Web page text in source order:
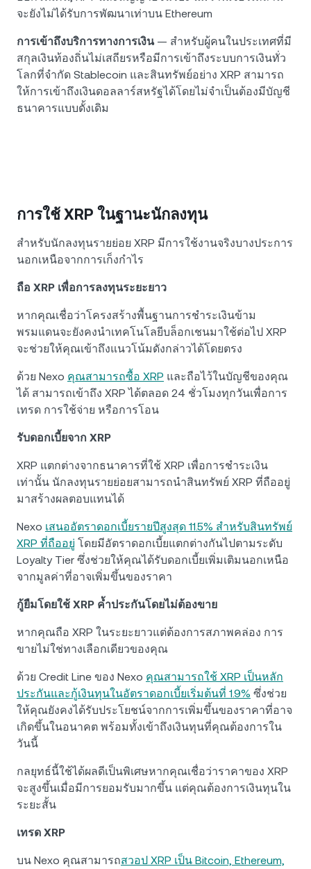
จะยังไม่ได้รับการพัฒนาเท่าบน Ethereum
การเข้าถึงบริการทางการเงิน— สำหรับผู้คนในประเทศที่มี
สกุลเงินท้องถิ่นไม่เสถียรหรือมีการเข้าถึงระบบการเงินทั่ว
โลกที่จำกัด Stablecoin และสินทรัพย์อย่าง XRP สามารถ
ให้การเข้าถึงเงินดอลลาร์สหรัฐได้โดยไม่จำเป็นต้องมีบัญชี
ธนาคารแบบดั้งเดิม
การใช้ XRP ในฐานะนักลงทุน
สำหรับนักลงทุนรายย่อย XRP มีการใช้งานจริงบางประการ
นอกเหนือจากการเก็งกำไร
ถือ XRP เพื่อการลงทุนระยะยาว
หากคุณเชื่อว่าโครงสร้างพื้นฐานการชำระเงินข้าม
พรมแดนจะยังคงนำเทคโนโลยีบล็อกเชนมาใช้ต่อไป XRP
จะช่วยให้คุณเข้าถึงแนวโน้มดังกล่าวได้โดยตรง
ด้วย Nexo คุณสามารถซื้อ XRP และถือไว้ในบัญชีของคุณ
ได้ สามารถเข้าถึง XRP ได้ตลอด 24 ชั่วโมงทุกวันเพื่อการ
เทรด การใช้จ่าย หรือการโอน
รับดอกเบี้ยจาก XRP
XRP แตกต่างจากธนาคารที่ใช้ XRP เพื่อการชำระเงิน
เท่านั้น นักลงทุนรายย่อยสามารถนำสินทรัพย์ XRP ที่ถืออยู่
มาสร้างผลตอบแทนได้
Nexo เสนออัตราดอกเบี้ยรายปีสูงสุด 11.5% สำหรับสินทรัพย์
XRP ที่ถืออยู่ โดยมีอัตราดอกเบี้ยแตกต่างกันไปตามระดับ
Loyalty Tier ซึ่งช่วยให้คุณได้รับดอกเบี้ยเพิ่มเติมนอกเหนือ
จากมูลค่าที่อาจเพิ่มขึ้นของราคา
กู้ยืมโดยใช้ XRP ค้ำประกันโดยไม่ต้องขาย
หากคุณถือ XRP ในระยะยาวแต่ต้องการสภาพคล่อง การ
ขายไม่ใช่ทางเลือกเดียวของคุณ
ด้วย Credit Line ของ Nexo คุณสามารถใช้ XRP เป็นหลัก
ประกันและกู้เงินทุนในอัตราดอกเบี้ยเริ่มต้นที่ 1.9% ซึ่งช่วย
ให้คุณยังคงได้รับประโยชน์จากการเพิ่มขึ้นของราคาที่อาจ
เกิดขึ้นในอนาคต พร้อมทั้งเข้าถึงเงินทุนที่คุณต้องการใน
วันนี้
กลยุทธ์นี้ใช้ได้ผลดีเป็นพิเศษหากคุณเชื่อว่าราคาของ XRP
จะสูงขึ้นเมื่อมีการยอมรับมากขึ้น แต่คุณต้องการเงินทุนใน
ระยะสั้น
เทรด XRP
บน Nexo คุณสามารถสวอป XRP เป็น Bitcoin, Ethereum,